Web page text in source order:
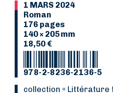
1 MARS 2024
Roman
176 pages
140 × 205 mm
18,50 €
978-2-8236-2136-5
collection « Littérature